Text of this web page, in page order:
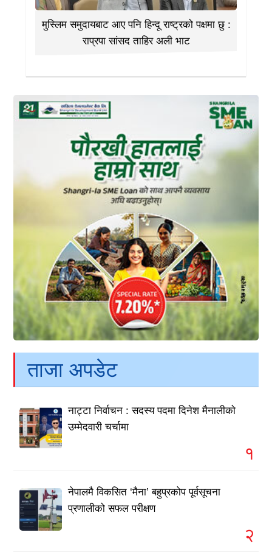
मुस्लिम समुदायबाट आए पनि हिन्दू राष्ट्रको पक्षमा छु :
राप्रपा सांसद ताहिर अली भाट
ताजा अपडेट
नाट्टा निर्वाचन : सदस्य पदमा दिनेश मैनालीको
उम्मेदवारी चर्चामा
१
नेपालमै विकसित ‘मैना’ बहुप्रकोप पूर्वसूचना
प्रणालीको सफल परीक्षण
२